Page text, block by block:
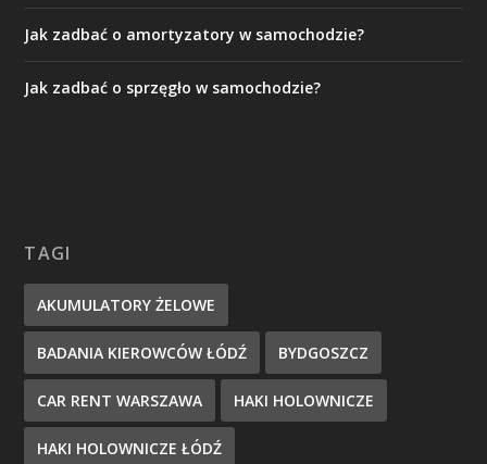
Jak zadbać o amortyzatory w samochodzie?
Jak zadbać o sprzęgło w samochodzie?
TAGI
AKUMULATORY ŻELOWE
BADANIA KIEROWCÓW ŁÓDŹ BYDGOSZCZ
CAR RENT WARSZAWA HAKI HOLOWNICZE
HAKI HOLOWNICZE ŁÓDŹ